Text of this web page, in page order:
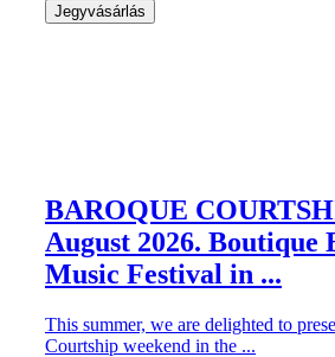
Jegyvásárlás
BAROQUE
August 2026. Boutique
Music Festival in ...
This summer, we are delighted to
Courtship weekend in the ...